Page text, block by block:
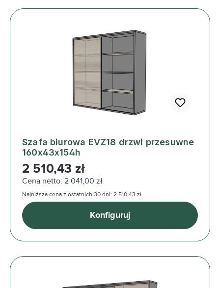
Szafa biurowa EVZ18 drzwi przesuwne
160x43x154h
Cena regularna:
2 510,43 zł
Cena netto: 2 041,00 zł
Najniższa cena z ostatnich 30 dni: 2 510,43 zł
Konfiguruj